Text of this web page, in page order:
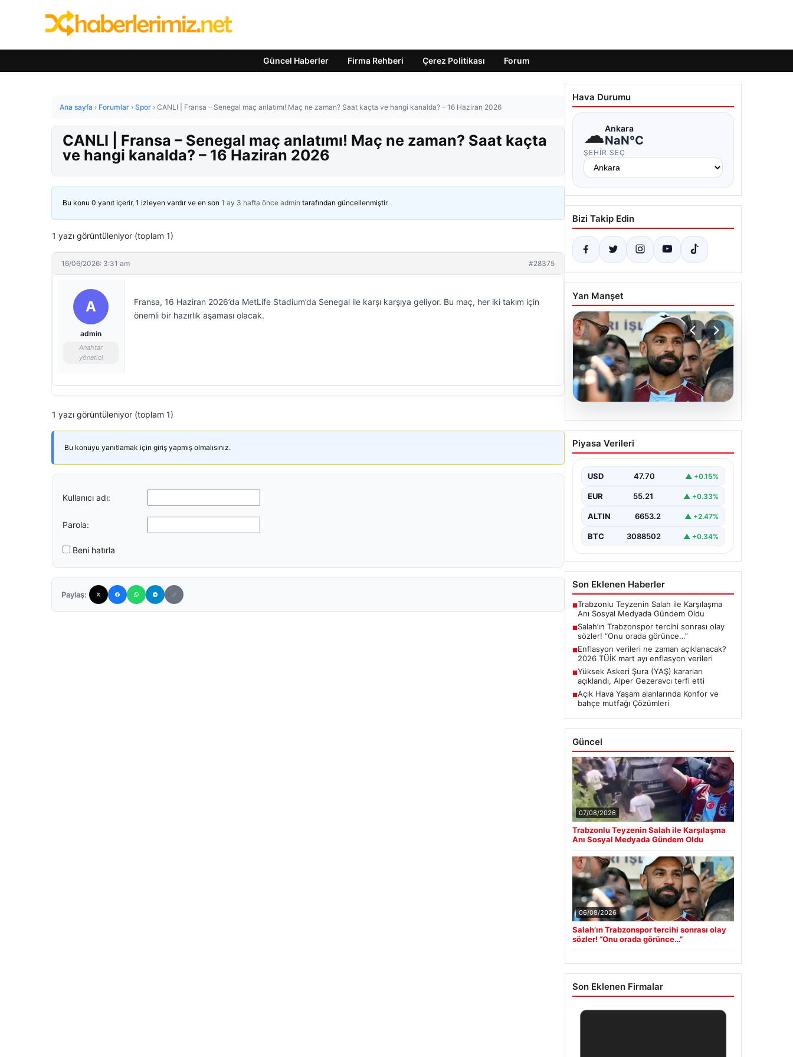
Güncel Haberler Firma Rehberi Çerez Politikası Forum
Ana sayfa › Forumlar › Spor › CANLI | Fransa – Senegal maç anlatımı! Maç ne zaman? Saat kaçta ve hangi kanalda? – 16 Haziran 2026
CANLI | Fransa – Senegal maç anlatımı! Maç ne zaman? Saat kaçta
ve hangi kanalda? – 16 Haziran 2026
Bu konu 0 yanıt içerir, 1 izleyen vardır ve en son 1 ay 3 hafta önce admin tarafından güncellenmiştir.
1 yazı görüntüleniyor (toplam 1)
16/06/2026: 3:31 am #28375
A
admin
Anahtar
yönetici
Fransa, 16 Haziran 2026’da MetLife Stadium’da Senegal ile karşı karşıya geliyor. Bu maç, her iki takım için
önemli bir hazırlık aşaması olacak.
1 yazı görüntüleniyor (toplam 1)
Bu konuyu yanıtlamak için giriş yapmış olmalısınız.
Kullanıcı adı:
Parola:
Beni hatırla
Paylaş:
Hava Durumu
☁Ankara
NaN°C
ŞEHIR SEÇ
Bizi Takip Edin
Yan Manşet
06.08.2026
Salah’ın Trabzonspor
tercihi sonrası olay
görünce…”
Piyasa Verileri
USD 47.70 ▲ +0.15%
EUR 55.21 ▲ +0.33%
ALTIN 6653.2 ▲ +2.47%
BTC 3088502 ▲ +0.34%
Son Eklenen Haberler
■Trabzonlu Teyzenin Salah ile Karşılaşma
Anı Sosyal Medyada Gündem Oldu
■Salah’ın Trabzonspor tercihi sonrası olay
sözler! “Onu orada görünce…”
■Enflasyon verileri ne zaman açıklanacak?
2026 TÜİK mart ayı enflasyon verileri
■Yüksek Askeri Şura (YAŞ) kararları
açıklandı, Alper Gezeravcı terfi etti
■Açık Hava Yaşam alanlarında Konfor ve
bahçe mutfağı Çözümleri
Güncel
07/08/2026
Trabzonlu Teyzenin Salah ile Karşılaşma
Anı Sosyal Medyada Gündem Oldu
06/08/2026
Salah’ın Trabzonspor tercihi sonrası olay
sözler! “Onu orada görünce…”
Son Eklenen Firmalar